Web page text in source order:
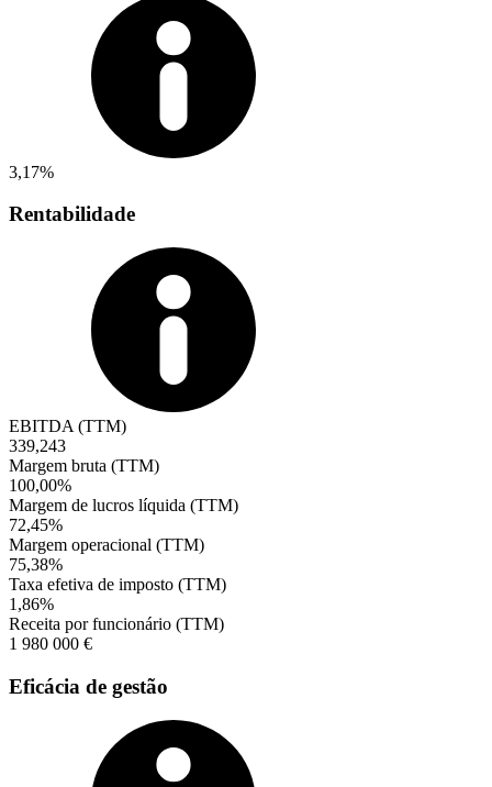
3,17%
Rentabilidade
EBITDA (TTM)
339,243
Margem bruta (TTM)
100,00%
Margem de lucros líquida (TTM)
72,45%
Margem operacional (TTM)
75,38%
Taxa efetiva de imposto (TTM)
1,86%
Receita por funcionário (TTM)
1 980 000 €
Eficácia de gestão